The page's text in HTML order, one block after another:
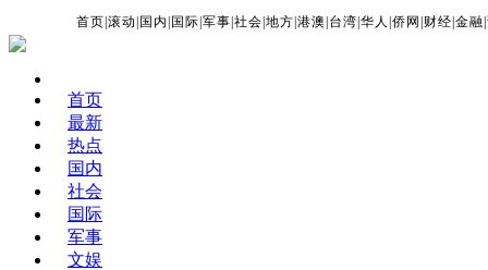
首页 |滚动 国内 国际 |军事 |社会 |地方 |港澳 台湾 |华人 |侨网 财经 |金融 |
首页
最新
热点
国内
社会
国际
军事
文娱